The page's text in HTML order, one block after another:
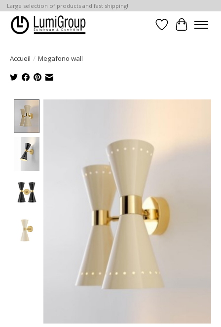
Large selection of products and fast shipping!
Liste dePanier
Accueil / Megafono wall